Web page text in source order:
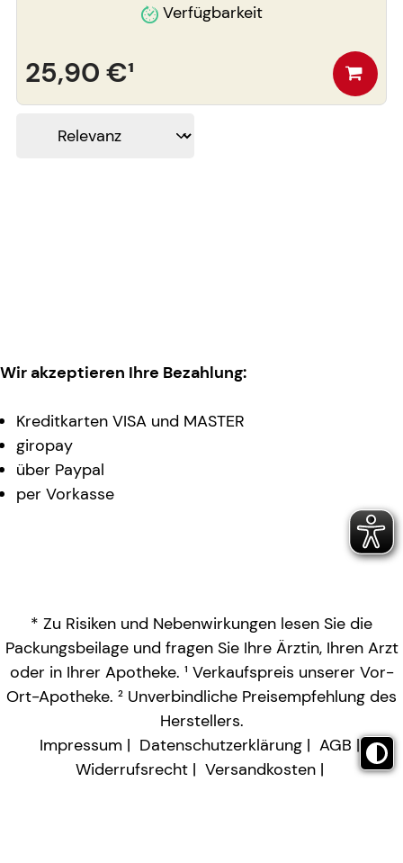
Verfügbarkeit
25,90 €¹
Wir akzeptieren Ihre Bezahlung:
Kreditkarten VISA und MASTER
giropay
über Paypal
per Vorkasse
* Zu Risiken und Nebenwirkungen lesen Sie die
Packungsbeilage und fragen Sie Ihre Ärztin, Ihren Arzt
oder in Ihrer Apotheke. ¹ Verkaufspreis unserer Vor-
Ort-Apotheke. ² Unverbindliche Preisempfehlung des
Herstellers.
Impressum
Datenschutzerklärung
AGB
Widerrufsrecht
Versandkosten